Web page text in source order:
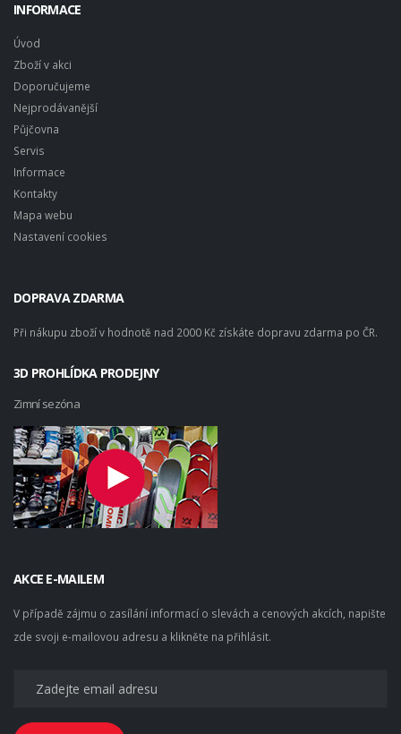
INFORMACE
Úvod
Zboží v akci
Doporučujeme
Nejprodávanější
Půjčovna
Servis
Informace
Kontakty
Mapa webu
Nastavení cookies
DOPRAVA ZDARMA
Při nákupu zboží v hodnotě nad 2000 Kč získáte dopravu zdarma po ČR.
3D PROHLÍDKA PRODEJNY
Zimní sezóna
AKCE E-MAILEM
V případě zájmu o zasílání informací o slevách a cenových akcích, napište
zde svoji e-mailovou adresu a klikněte na přihlásit.